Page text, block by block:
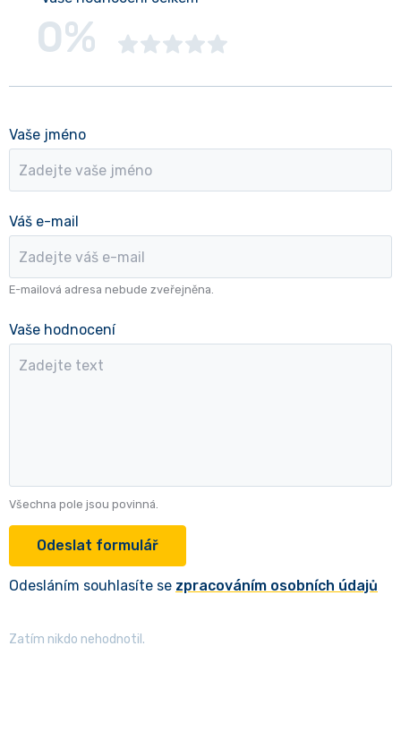
0%
Vaše jméno
Váš e-mail
E-mailová adresa nebude zveřejněna.
Vaše hodnocení
Všechna pole jsou povinná.
Odesláním souhlasíte se zpracováním osobních údajů
Zatím nikdo nehodnotil.